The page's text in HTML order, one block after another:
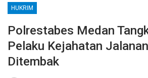
HUKRIM
Polrestabes Medan
Pelaku Kejahatan
Ditembak